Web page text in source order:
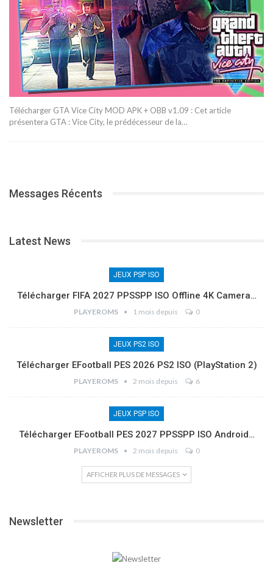
Télécharger GTA Vice City MOD APK + OBB v1.09 : Cet article
présentera GTA : Vice City, le prédécesseur de la…
Messages Récents
Latest News
JEUX PSP ISO
Télécharger FIFA 2027 PPSSPP ISO Offline 4K Camera…
PLAYEROMS 1 mois depuis 0
JEUX PS2 ISO
Télécharger EFootball PES 2026 PS2 ISO (PlayStation 2)
PLAYEROMS 2 mois depuis 6
JEUX PSP ISO
Télécharger EFootball PES 2027 PPSSPP ISO Android…
PLAYEROMS 2 mois depuis 0
AFFICHER PLUS DE MESSAGES
Newsletter